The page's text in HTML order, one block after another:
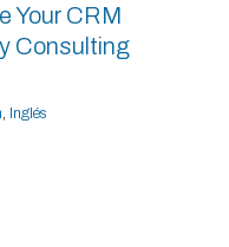
Your CRM
Consulting
Inglés